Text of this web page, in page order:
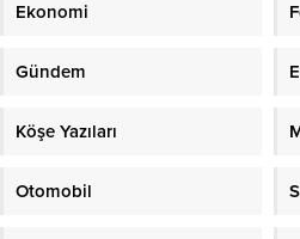
Ekonomi
Gündem
Köşe Yazıları
Otomobil